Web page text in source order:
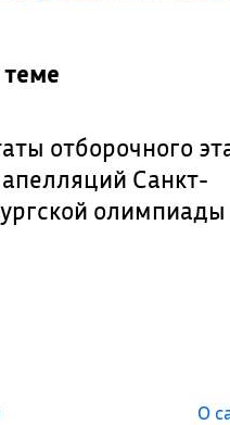
отборочного
Санкт-
О